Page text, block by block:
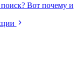
Вот почему и